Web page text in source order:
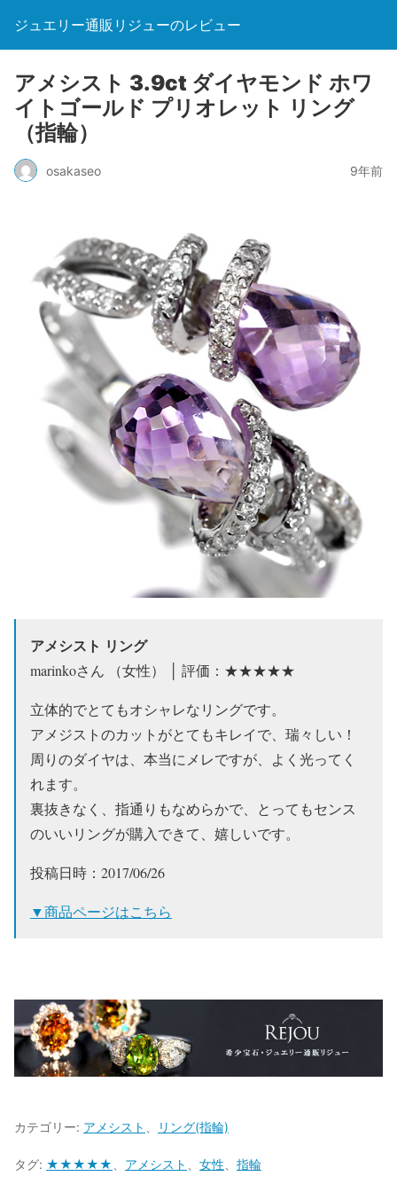
ジュエリー通販リジューのレビュー
アメシスト 3.9ct ダイヤモンド ホワ
イトゴールド プリオレット リング
（指輪）
osakaseo 9年前
アメシスト リング
marinkoさん （女性） │ 評価：★★★★★
立体的でとてもオシャレなリングです。
アメジストのカットがとてもキレイで、瑞々しい！
周りのダイヤは、本当にメレですが、よく光ってく
れます。
裏抜きなく、指通りもなめらかで、とってもセンス
のいいリングが購入できて、嬉しいです。
投稿日時：2017/06/26
▼商品ページはこちら
カテゴリー: アメシスト リング(指輪)
タグ: ★★★★★ アメシスト 女性 指輪